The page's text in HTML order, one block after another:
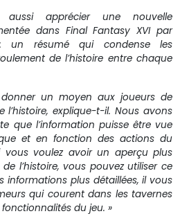
apprécier une nouvelle
dans Final Fantasy XVI par
un résumé qui condense les
de l’histoire entre chaque
un moyen aux joueurs de
l’histoire, explique-t-il. Nous avons
que l’information puisse être vue
et en fonction des actions du
vous voulez avoir un aperçu plus
l’histoire, vous pouvez utiliser ce
informations plus détaillées, il vous
qui courent dans les tavernes
du jeu. »